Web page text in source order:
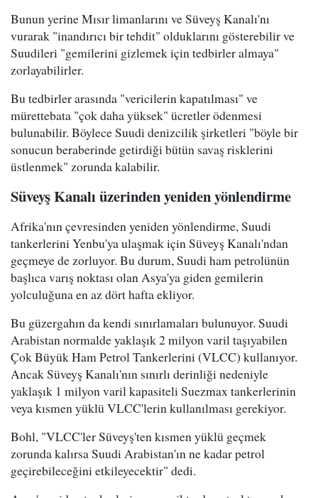
Bunun yerine Mısır limanlarını ve Süveyş Kanalı'nı
vurarak "inandırıcı bir tehdit" olduklarını gösterebilir ve
Suudileri "gemilerini gizlemek için tedbirler almaya"
zorlayabilirler.
Bu tedbirler arasında "vericilerin kapatılması" ve
mürettebata "çok daha yüksek" ücretler ödenmesi
bulunabilir. Böylece Suudi denizcilik şirketleri "böyle bir
sonucun beraberinde getirdiği bütün savaş risklerini
üstlenmek" zorunda kalabilir.
Süveyş Kanalı üzerinden yeniden yönlendirme
Afrika'nın çevresinden yeniden yönlendirme, Suudi
tankerlerini Yenbu'ya ulaşmak için Süveyş Kanalı'ndan
geçmeye de zorluyor. Bu durum, Suudi ham petrolünün
başlıca varış noktası olan Asya'ya giden gemilerin
yolculuğuna en az dört hafta ekliyor.
Bu güzergahın da kendi sınırlamaları bulunuyor. Suudi
Arabistan normalde yaklaşık 2 milyon varil taşıyabilen
Çok Büyük Ham Petrol Tankerlerini (VLCC) kullanıyor.
Ancak Süveyş Kanalı'nın sınırlı derinliği nedeniyle
yaklaşık 1 milyon varil kapasiteli Suezmax tankerlerinin
veya kısmen yüklü VLCC'lerin kullanılması gerekiyor.
Bohl, "VLCC'ler Süveyş'ten kısmen yüklü geçmek
zorunda kalırsa Suudi Arabistan'ın ne kadar petrol
geçirebileceğini etkileyecektir" dedi.